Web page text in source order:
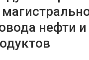
нефти и